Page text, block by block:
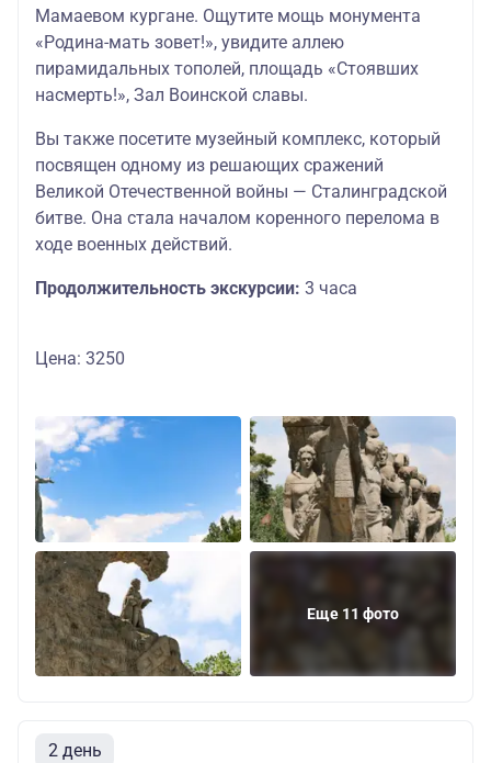
Мамаевом кургане. Ощутите мощь монумента
«Родина-мать зовет!», увидите аллею
пирамидальных тополей, площадь «Стоявших
насмерть!», Зал Воинской славы.
Вы также посетите музейный комплекс, который
посвящен одному из решающих сражений
Великой Отечественной войны — Сталинградской
битве. Она стала началом коренного перелома в
ходе военных действий.
Продолжительность экскурсии: 3 часа
Цена: 3250
Еще 11 фото
2 день